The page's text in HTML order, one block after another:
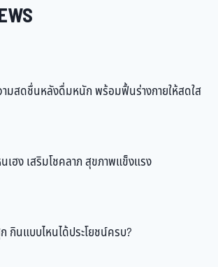
มสดชื่นหลังดื่มหนัก พร้อมฟื้นร่างกายให้สดใส
ฮง เสริมโชคลาภ สุขภาพแข็งแรง
กินแบบไหนได้ประโยชน์ครบ?